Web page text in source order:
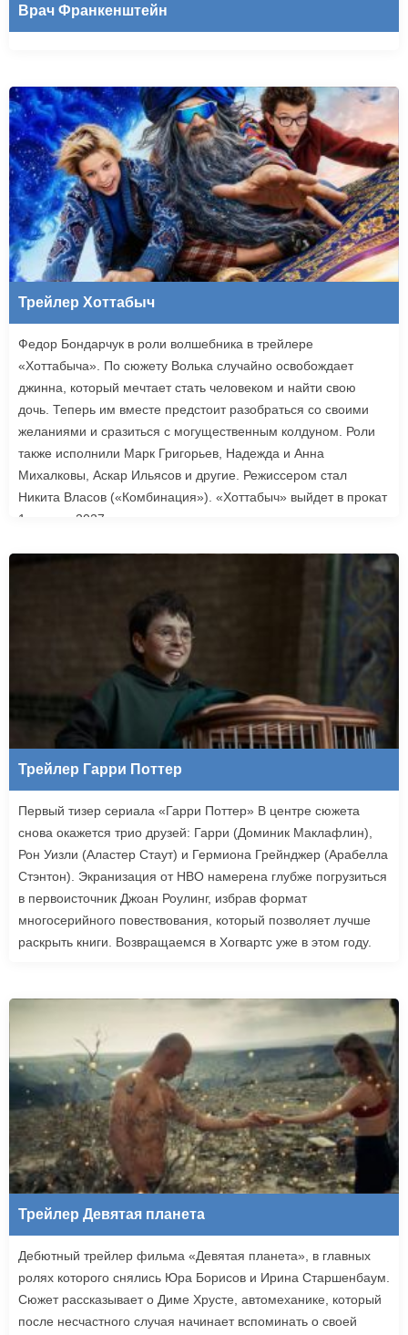
Врач Франкенштейн
Трейлер Хоттабыч
Федор Бондарчук в роли волшебника в трейлере
«Хоттабыча». По сюжету Волька случайно освобождает
джинна, который мечтает стать человеком и найти свою
дочь. Теперь им вместе предстоит разобраться со своими
желаниями и сразиться с могущественным колдуном. Роли
также исполнили Марк Григорьев, Надежда и Анна
Михалковы, Аскар Ильясов и другие. Режиссером стал
Никита Власов («Комбинация»). «Хоттабыч» выйдет в прокат
1 января 2027 года.
Трейлер Гарри Поттер
Первый тизер сериала «Гарри Поттер» В центре сюжета
снова окажется трио друзей: Гарри (Доминик Маклафлин),
Рон Уизли (Аластер Стаут) и Гермиона Грейнджер (Арабелла
Стэнтон). Экранизация от HBO намерена глубже погрузиться
в первоисточник Джоан Роулинг, избрав формат
многосерийного повествования, который позволяет лучше
раскрыть книги. Возвращаемся в Хогвартс уже в этом году.
Трейлер Девятая планета
Дебютный трейлер фильма «Девятая планета», в главных
ролях которого снялись Юра Борисов и Ирина Старшенбаум.
Сюжет рассказывает о Диме Хрусте, автомеханике, который
после несчастного случая начинает вспоминать о своей